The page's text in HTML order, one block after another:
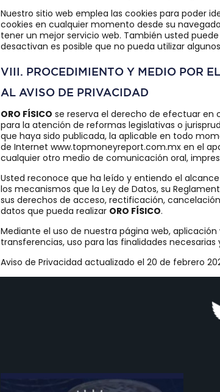
Nuestro sitio web emplea las cookies para poder
cookies en cualquier momento desde su
tener un mejor servicio web. También usted
desactivan es posible que no pueda utilizar
VIII. PROCEDIMIENTO Y MEDIO POR
AL AVISO DE PRIVACIDAD
ORO FÍSICO se reserva el derecho de efectuar en
para la atención de reformas legislativas o
que haya sido publicada, la aplicable en todo
de Internet www.topmoneyreport.com.mx en el
cualquier otro medio de comunicación oral,
Usted reconoce que ha leído y entiendo el
los mecanismos que la Ley de Datos, su
sus derechos de acceso, rectificación,
datos que pueda realizar ORO FÍSICO.
Mediante el uso de nuestra página web,
transferencias, uso para las finalidades necesarias
Aviso de Privacidad actualizado el 20 de febrero